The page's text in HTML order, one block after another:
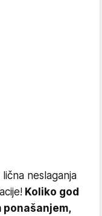
neslaganja
Koliko god
ponašanjem,